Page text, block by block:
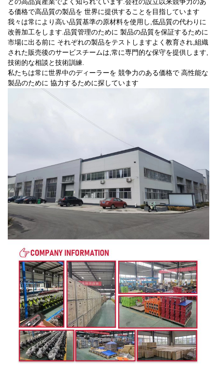
る価格で高品質の製品を 世界に提供することを目指しています
我々は常により高い品質基準の原材料を使用し,低品質の代わりに
改善加工をします.品質管理のために 製品の品質を保証するために
市場に出る前に それぞれの製品をテストしますよく教育され,組織
された販売後のサービスチームは,常に専門的な保守を提供します,
技術的な相談と技術訓練.
私たちは常に世界中のディーラーを 競争力のある価格で 高性能な
製品のために 協力するために探しています